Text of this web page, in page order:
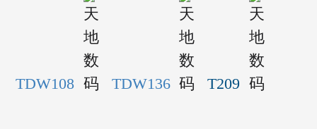
TDW108 TDW136 T209